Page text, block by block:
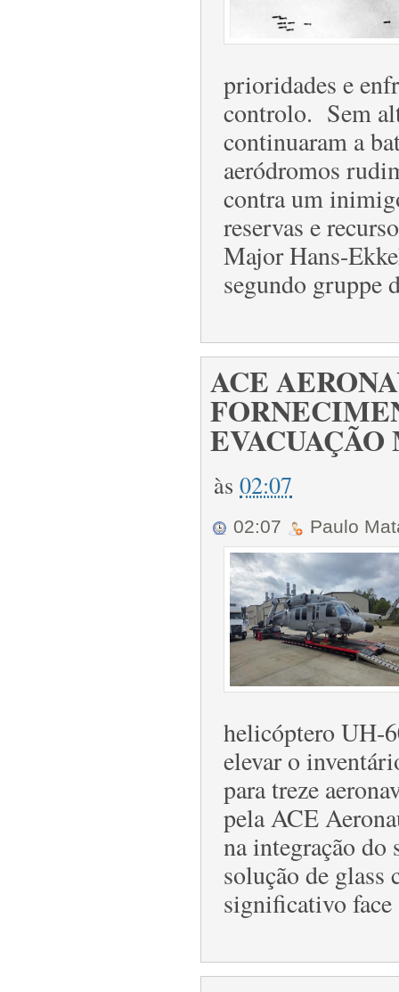
prioridades e
controlo. Sem
continuaram a
aeródromos
contra um
reservas e
Major Hans-
segundo gruppe
ACE
às 02:07
02:07 Paulo
helicóptero UH-
elevar o
para treze
pela ACE
na integração
solução de glass
significativo face